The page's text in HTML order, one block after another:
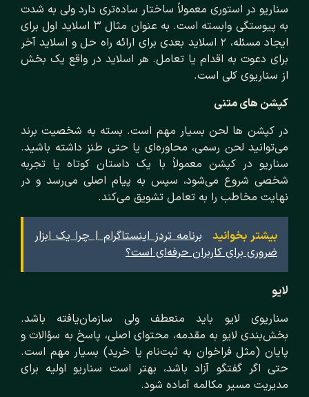
سناریو در استوری معمولاً ساختار ساده‌تری دارد ولی به شدت
به پیوستگی وابسته ا‌ست. به عنوان مثال ۳ اسلاید اول برای
ایجاد مسئله، ۲ اسلاید بعدی برای ارائه راه‌ حل و اسلاید آخر
برای دعوت به اقدام یا تعامل. هر اسلاید در واقع یک بخش
از سناریوی کلی است.
کپشن‌ های متنی
در کپشن ها لحن بسیار مهم است. بسته به شخصیت برند
می‌توانید لحن رسمی، محاوره‌ای یا حتی طنز داشته باشید.
سناریو در کپشن معمولاً با یک داستان کوتاه یا تجربه
شخصی شروع می‌شود، سپس به پیام اصلی می‌رسد و در
نهایت مخاطب را به تعامل تشویق می‌کند.
بیشتر بخوانید
برنامه تردز اینستاگرام | چرا یک ابزار
ضروری برای کاربران حرفه‌ای است؟
لایو
سناریوی لایو باید منعطف ولی سازمان‌یافته باشد.
بخش‌بندی لایو به مقدمه، محتوای اصلی، پاسخ به سؤالات و
پایان (مثل فراخوان به ثبت‌نام یا خرید) بسیار مهم است.
حتی اگر گفتگو آزاد باشد، بهتر است سناریو اولیه برای
مدیریت مسیر مکالمه آماده شود.